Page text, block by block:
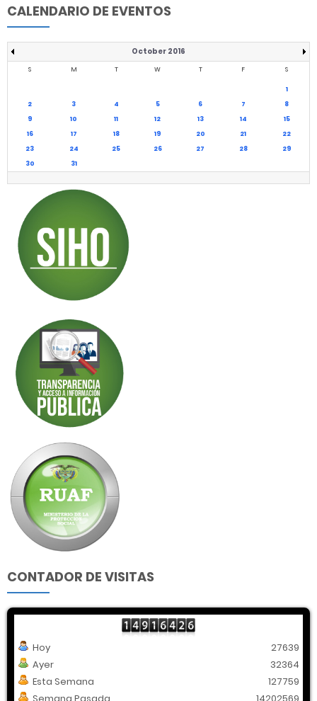
CALENDARIO DE EVENTOS
October 2016
S M T W T F S
1
2
3 4 5 6 7
8
9
10 11 12 13 14
15
16
17 18 19 20 21
22
23
24 25 26 27 28
29
30
31
CONTADOR DE VISITAS
Hoy
Ayer
Esta Semana
27639
32364
127759